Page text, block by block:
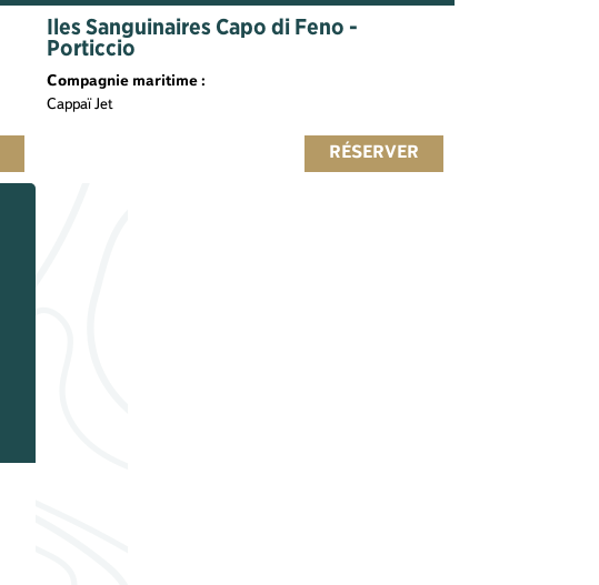
Iles Sanguinaires Capo di Feno -
Porticcio
Compagnie maritime :
Cappaï Jet
RÉSERVER